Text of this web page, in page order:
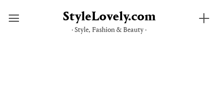
StyleLovely.com
· Style, Fashion & Beauty ·